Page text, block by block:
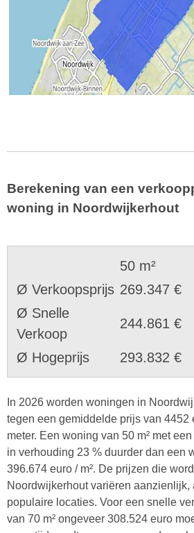
Berekening van een
woning in Noordwijkerhout
50 m²
Ø Verkoopsprijs 269.347 €
Ø Snelle
Verkoop
244.861 €
Ø Hogeprijs 293.832 €
In 2026 worden woningen in
tegen een gemiddelde prijs van 4452
meter. Een woning van 50 m² met
in verhouding 23 % duurder dan een
396.674 euro / m². De prijzen die
Noordwijkerhout variëren aanzienlijk,
populaire locaties. Voor een snelle
van 70 m² ongeveer 308.524 euro